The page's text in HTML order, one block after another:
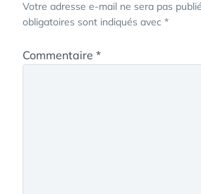
Votre adresse e-mail ne sera pas
obligatoires sont indiqués avec *
Commentaire *